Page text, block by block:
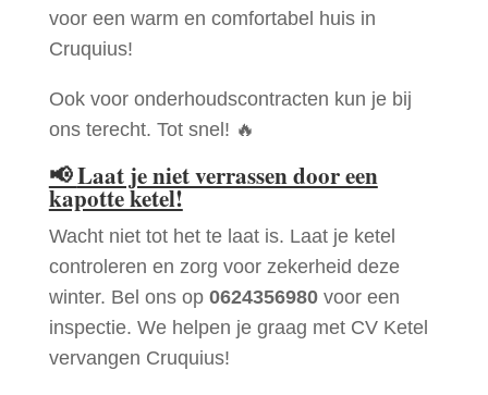
voor een warm en comfortabel huis in
Cruquius!
Ook voor onderhoudscontracten kun je bij
ons terecht. Tot snel! 🔥
📢Laat je niet verrassen door een
kapotte ketel!
Wacht niet tot het te laat is. Laat je ketel
controleren en zorg voor zekerheid deze
winter. Bel ons op 0624356980voor een
inspectie. We helpen je graag met CV Ketel
vervangen Cruquius!